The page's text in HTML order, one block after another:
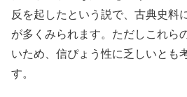
反を起したという説で、古典史料
が多くみられます。ただしこれら
いため、信ぴょう性に乏しいとも
す。